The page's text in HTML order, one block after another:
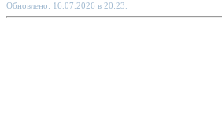
Обновлено: 16.07.2026 в 20:23.